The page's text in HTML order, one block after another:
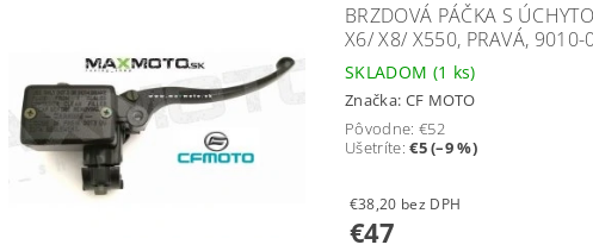
BRZDOVÁ PÁČKA S
X6/ X8/ X550, PRAVÁ,
SKLADOM (1 ks)
Značka: CF MOTO
Pôvodne: €52
Ušetríte:€5 (–9 %)
€38,20 bez DPH
€47